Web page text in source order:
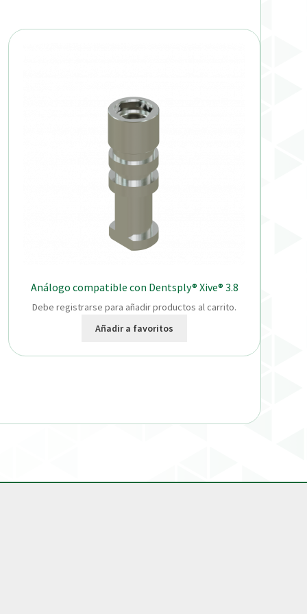
Análogo compatible con Dentsply® Xive® 3.8
Debe registrarse para añadir productos al carrito.
Añadir a favoritos